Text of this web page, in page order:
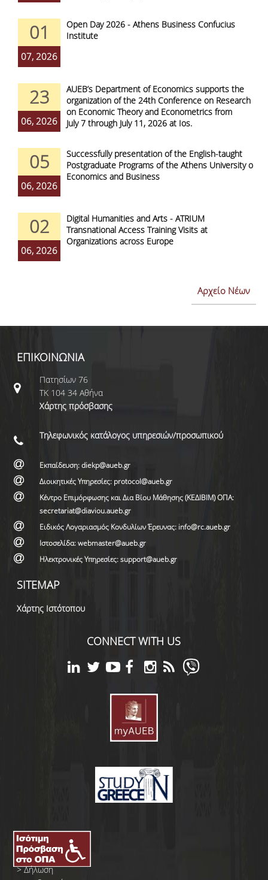
01
07, 2026
Open Day 2026 - Athens Business Confucius
Institute
23
06, 2026
AUEB’s Department of Economics supports the
organization of the 24th Conference on Research
on Economic Theory and Econometrics from
July 7 through July 11, 2026 at Ios.
05
06, 2026
Successfully presentation of the English-taught
Postgraduate Programs of the Athens University of
Economics and Business
02
06, 2026
Digital Humanities and Arts - ATRIUM
Transnational Access Training Visits at
Organizations across Europe
Αρχείο Νέων
ΕΠΙΚΟΙΝΩΝΙΑ
Πατησίων 76
ΤΚ 104 34 Αθήνα
Χάρτης πρόσβασης
Τηλεφωνικός κατάλογος υπηρεσιών/προσωπικού
Εκπαίδευση: diekp@aueb.gr
Διοικητικές Υπηρεσίες: protocol@aueb.gr
Κέντρο Επιμόρφωσης και Δια Βίου Μάθησης (ΚΕΔΙΒΙΜ) ΟΠΑ:
secretariat@diaviou.aueb.gr
Ειδικός Λογαριασμός Κονδυλίων Έρευνας: info@rc.aueb.gr
Ιστοσελίδα: webmaster@aueb.gr
Ηλεκτρονικές Υπηρεσίες: support@aueb.gr
SITEMAP
Χάρτης Ιστότοπου
CONNECT WITH US
>Δήλωση